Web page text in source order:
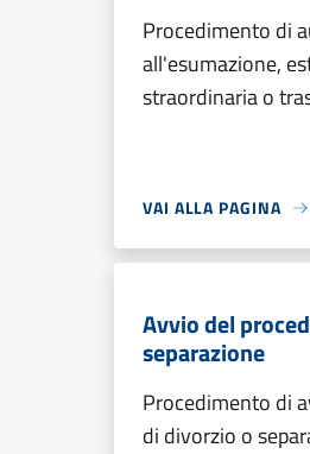
Procedimento di
all'esumazione,
straordinaria o
VAI ALLA PAGINA
Avvio del
separazione
Procedimento di
di divorzio o